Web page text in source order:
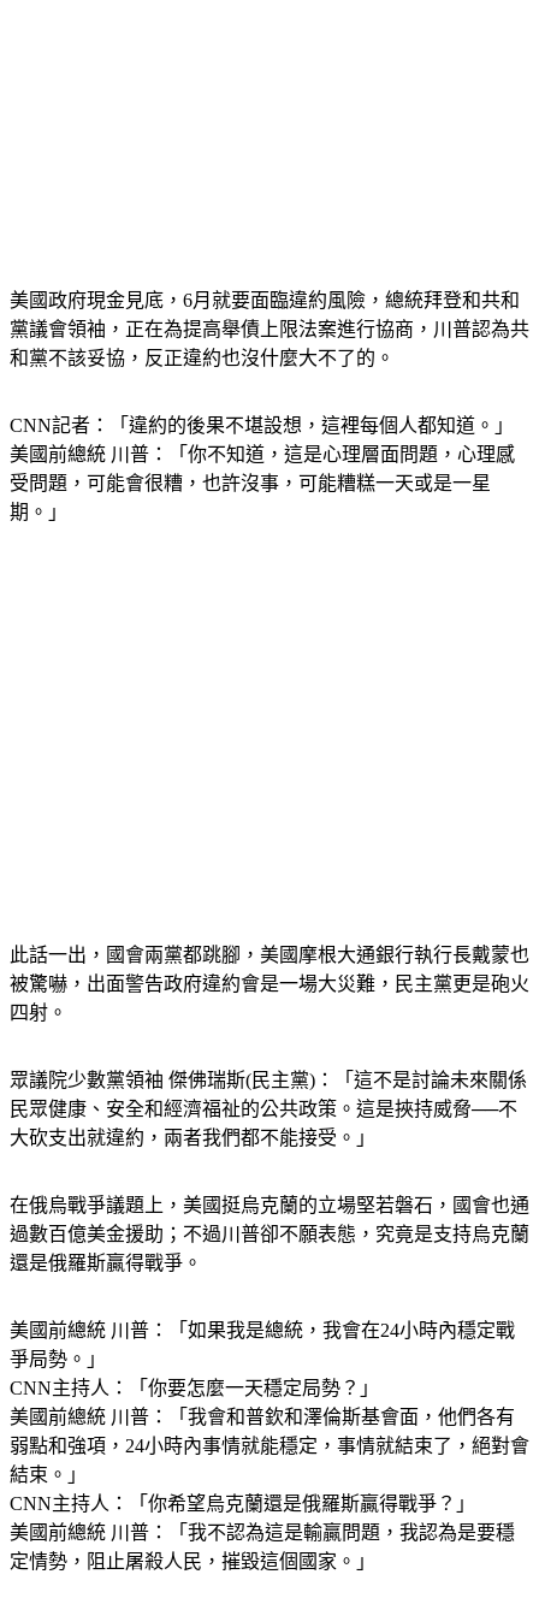
美國政府現金見底，6月就要面臨違約風險，總統拜登和共和
黨議會領袖，正在為提高舉債上限法案進行協商，川普認為共
CNN記者：「違約的後果不堪設想，這裡每個人都知道。」
美國前總統 川普：「你不知道，這是心理層面問題，心理感
受問題，可能會很糟，也許沒事，可能糟糕一天或是一星
此話一出，國會兩黨都跳腳，美國摩根大通銀行執行長戴蒙也
被驚嚇，出面警告政府違約會是一場大災難，民主黨更是砲火
眾議院少數黨領袖 傑佛瑞斯(民主黨)：「這不是討論未來關係
民眾健康、安全和經濟福祉的公共政策。這是挾持威脅──不
在俄烏戰爭議題上，美國挺烏克蘭的立場堅若磐石，國會也通
過數百億美金援助；不過川普卻不願表態，究竟是支持烏克蘭
美國前總統 川普：「如果我是總統，我會在24小時內穩定戰
爭局勢。」
CNN主持人：「你要怎麼一天穩定局勢？」
美國前總統 川普：「我會和普欽和澤倫斯基會面，他們各有
弱點和強項，24小時內事情就能穩定，事情就結束了，絕對會
結束。」
CNN主持人：「你希望烏克蘭還是俄羅斯贏得戰爭？」
美國前總統 川普：「我不認為這是輸贏問題，我認為是要穩